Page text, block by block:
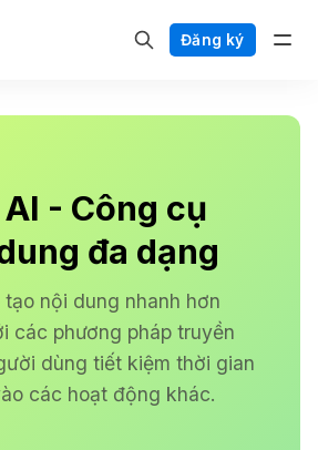
Đăng ký
AI - Công cụ
đa dạng
nội dung nhanh hơn
các phương pháp truyền
dùng tiết kiệm thời gian
các hoạt động khác.